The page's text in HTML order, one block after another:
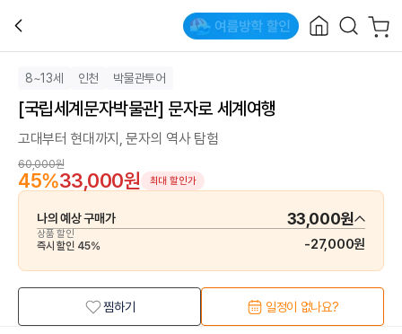
8~13세 인천 박물관투어
[국립세계문자박물관] 문자로 세계여행
고대부터 현대까지, 문자의 역사 탐험
60,000원
45%33,000원 최대 할인가
나의 예상 구매가 33,000원
상품 할인
즉시 할인 45% -27,000원
찜하기 일정이 없나요?